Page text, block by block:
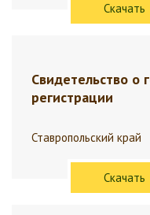
Скачать
Свидетельство о
регистрации
Ставропольский край
Скачать